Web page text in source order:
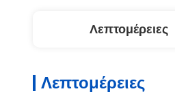
Λεπτομέρειες
Λεπτομέρειες